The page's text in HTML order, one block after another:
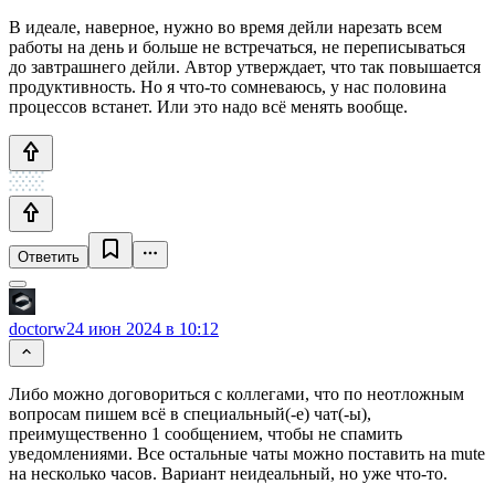
В идеале, наверное, нужно во время дейли нарезать всем
работы на день и больше не встречаться, не переписываться
до завтрашнего дейли. Автор утверждает, что так повышается
продуктивность. Но я что-то сомневаюсь, у нас половина
процессов встанет. Или это надо всё менять вообще.
Ответить
doctorw24 июн 2024 в 10:12
Либо можно договориться с коллегами, что по неотложным
вопросам пишем всё в специальный(-е) чат(-ы),
преимущественно 1 сообщением, чтобы не спамить
уведомлениями. Все остальные чаты можно поставить на mute
на несколько часов. Вариант неидеальный, но уже что-то.